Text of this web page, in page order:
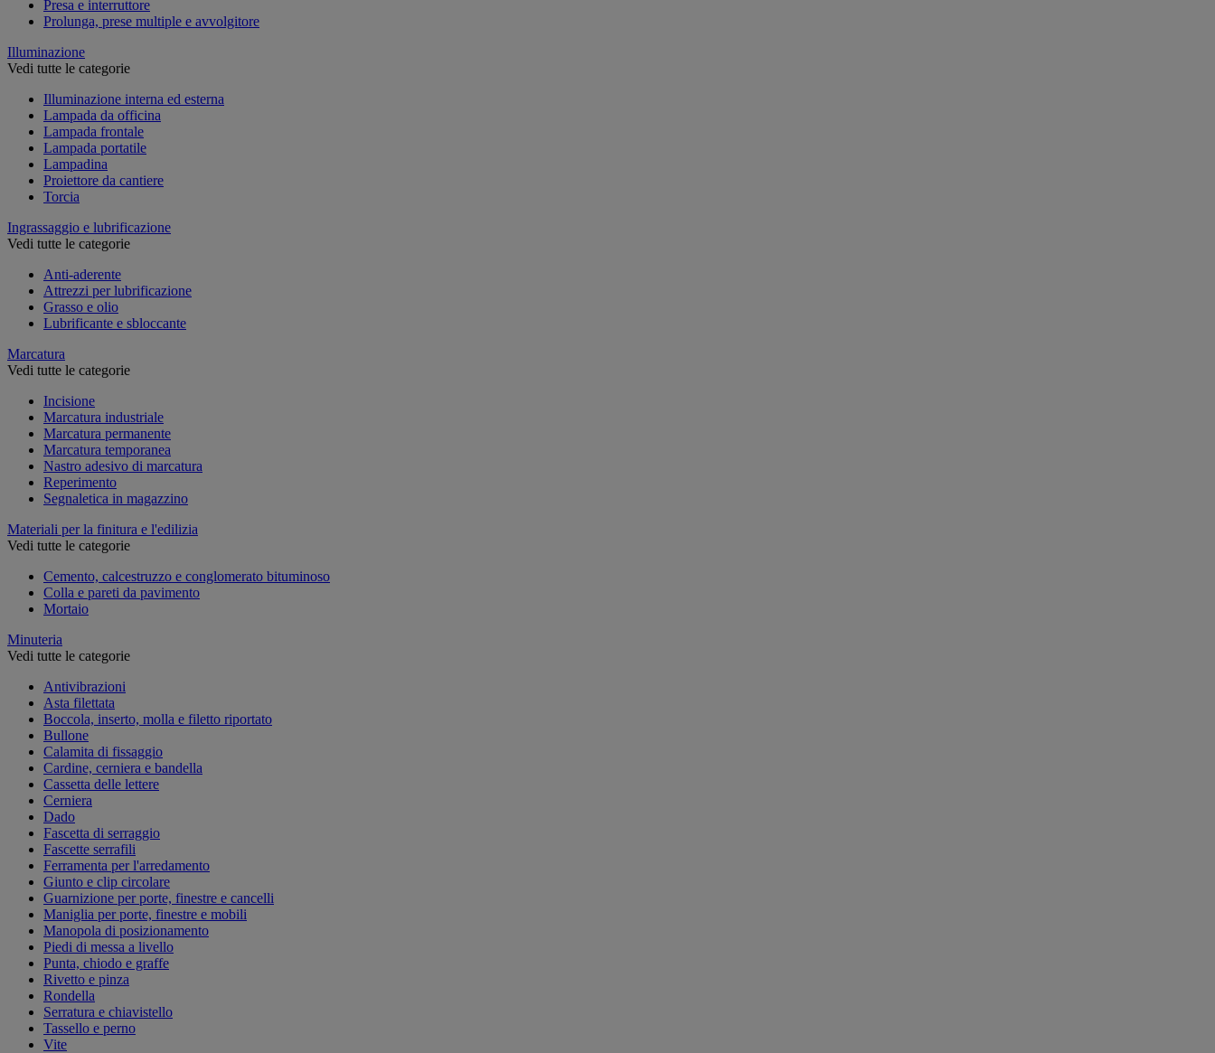
Presa e interruttore
Prolunga, prese multiple e avvolgitore
Illuminazione
Vedi tutte le categorie
Illuminazione interna ed esterna
Lampada da officina
Lampada frontale
Lampada portatile
Lampadina
Proiettore da cantiere
Torcia
Ingrassaggio e lubrificazione
Vedi tutte le categorie
Anti-aderente
Attrezzi per lubrificazione
Grasso e olio
Lubrificante e sbloccante
Marcatura
Vedi tutte le categorie
Incisione
Marcatura industriale
Marcatura permanente
Marcatura temporanea
Nastro adesivo di marcatura
Reperimento
Segnaletica in magazzino
Materiali per la finitura e l'edilizia
Vedi tutte le categorie
Cemento, calcestruzzo e conglomerato bituminoso
Colla e pareti da pavimento
Mortaio
Minuteria
Vedi tutte le categorie
Antivibrazioni
Asta filettata
Boccola, inserto, molla e filetto riportato
Bullone
Calamita di fissaggio
Cardine, cerniera e bandella
Cassetta delle lettere
Cerniera
Dado
Fascetta di serraggio
Fascette serrafili
Ferramenta per l'arredamento
Giunto e clip circolare
Guarnizione per porte, finestre e cancelli
Maniglia per porte, finestre e mobili
Manopola di posizionamento
Piedi di messa a livello
Punta, chiodo e graffe
Rivetto e pinza
Rondella
Serratura e chiavistello
Tassello e perno
Vite